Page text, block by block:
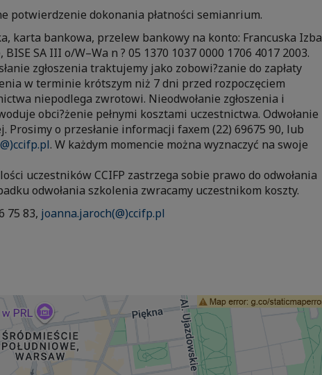
potwierdzenie dokonania płatności semianrium.
karta bankowa, przelew bankowy na konto: Francuska Izba
SA III o/W–Wa n ? 05 1370 1037 0000 1706 4017 2003.
zgłoszenia traktujemy jako zobowi?zanie do zapłaty
w terminie krótszym niż 7 dni przed rozpoczęciem
niepodlega zwrotowi. Nieodwołanie zgłoszenia i
obci?żenie pełnymi kosztami uczestnictwa. Odwołanie
Prosimy o przesłanie informacji faxem (22) 69675 90, lub
. W każdym momencie można wyznaczyć na swoje
uczestników CCIFP zastrzega sobie prawo do odwołania
odwołania szkolenia zwracamy uczestnikom koszty.
75 83, joanna.jaroch(@)ccifp.pl